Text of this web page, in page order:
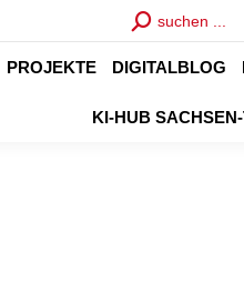
Search:
suchen ...
PROJEKTE DIGITALBLOG
KI-HUB